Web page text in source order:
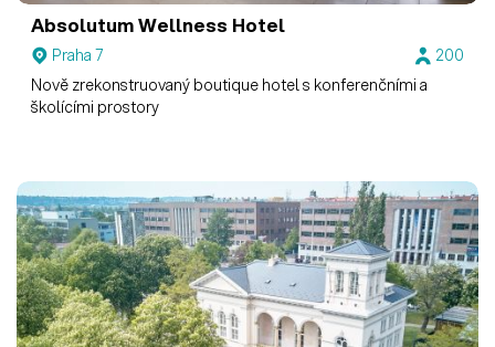
Absolutum Wellness Hotel
Praha 7
200
Nově zrekonstruovaný boutique hotel s konferenčními a
školícími prostory